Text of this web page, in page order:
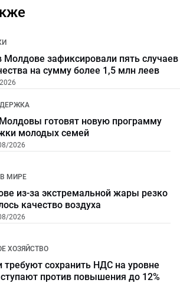
Молдове зафиксировали пять случаев
на сумму более 1,5 млн леев
готовят новую программу
молодых семей
2026
МИРЕ
из-за экстремальной жары резко
качество воздуха
2026
ХОЗЯЙСТВО
требуют сохранить НДС на уровне
против повышения до 12%